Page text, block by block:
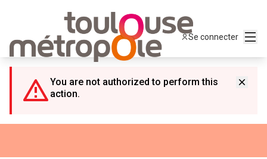
Se connecter
You are not authorized to perform this
action.